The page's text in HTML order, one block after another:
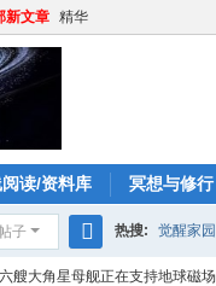
新文章 精华
读/资料库 冥想与修行
子
搜
热搜: 觉醒家园
六艘大角星母舰正在支持地球磁